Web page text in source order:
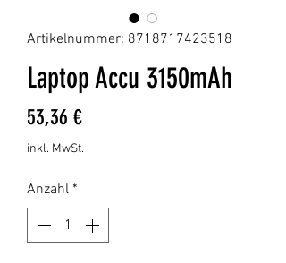
Artikelnummer: 8718717423518
Laptop Accu 3150mAh
53,36 €Preis
inkl. MwSt.
Anzahl *